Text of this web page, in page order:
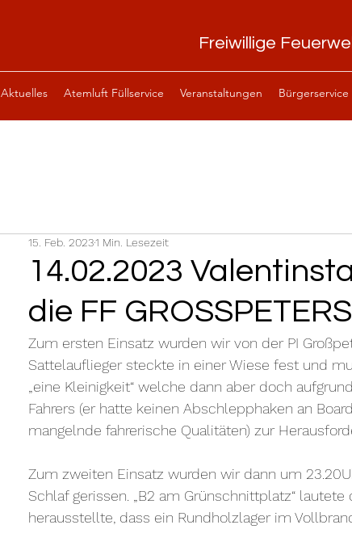
Freiwillige
Aktuelles Atemluft Füllservice Veranstaltungen Bürgerservice
14.02.2023
die FF
15. Feb. 20231 Min. Lesezeit
Zum ersten Einsatz wurden wir von der PI
Sattelauflieger steckte in einer Wiese fest und
„eine Kleinigkeit“ welche dann aber doch
Fahrers (er hatte keinen Abschlepphaken an
mangelnde fahrerische Qualitäten) zur
Zum zweiten Einsatz wurden wir dann um
Schlaf gerissen. „B2 am Grünschnittplatz“
herausstellte, dass ein Rundholzlager im